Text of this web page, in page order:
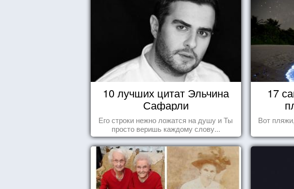
10 лучших цитат Эльчина
Сафарли
Его строки нежно ложатся на душу и Ты
просто веришь каждому слову...
17
Вот